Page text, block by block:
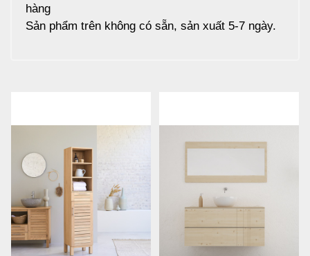
hàng
Sản phẩm trên không có sẵn, sản xuất 5-7 ngày.